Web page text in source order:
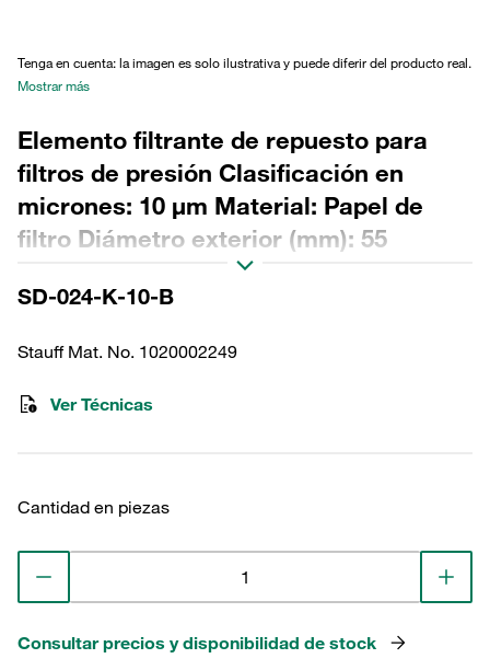
Tenga en cuenta: la imagen es solo ilustrativa y puede diferir del producto real.
Mostrar más
Elemento filtrante de repuesto para
filtros de presión Clasificación en
micrones: 10 µm Material: Papel de
filtro Diámetro exterior (mm): 55
Diámetro interior (mm): 28,2 Longitud
(mm): 233 Sellado: NBR, relación β >2
SD-024-K-10-B
Stauff Mat. No. 1020002249
Ver Técnicas
Cantidad en piezas
Consultar precios y disponibilidad de stock